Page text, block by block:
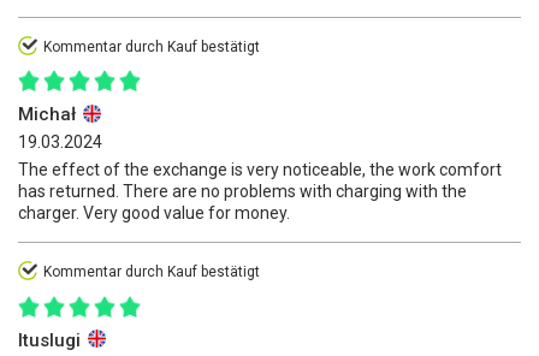
Kommentar durch Kauf bestätigt
Michał
19.03.2024
The effect of the exchange is very noticeable, the work comfort
has returned. There are no problems with charging with the
charger. Very good value for money.
Kommentar durch Kauf bestätigt
Ituslugi